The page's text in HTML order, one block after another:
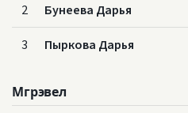
2 Бунеева Дарья
3 Пыркова Дарья
Мгрэвел